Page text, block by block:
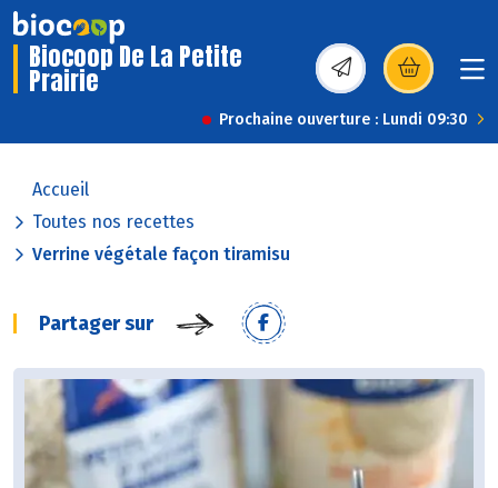
Biocoop De La Petite
Prairie (s’ouvre dans une
Prochaine ouverture : Lundi 09:30
Accueil
Toutes nos recettes
Verrine végétale façon tiramisu
Partager sur